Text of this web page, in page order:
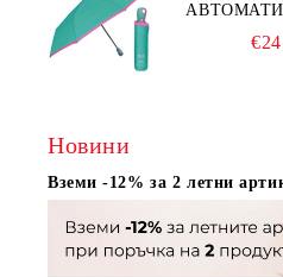
CLOSE |
Новини
Вземи -12% за 2 летни